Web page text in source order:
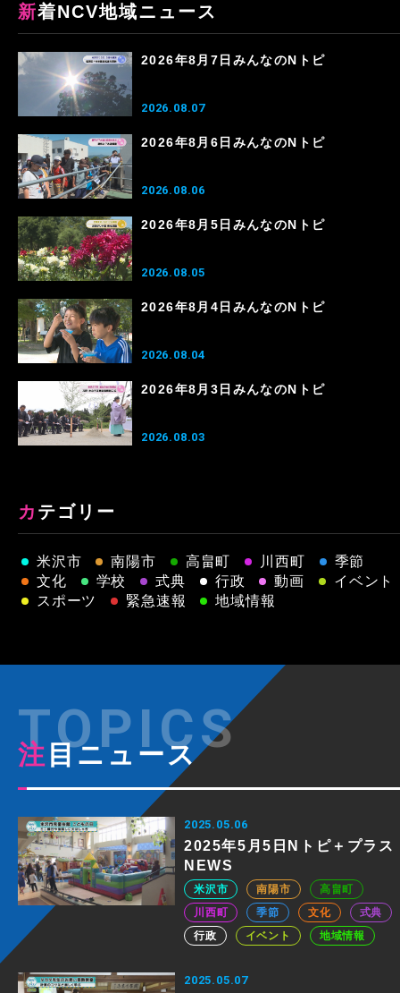
新着NCV地域ニュース
2026年8月7日みんなのNトピ
2026.08.07
2026年8月6日みんなのNトピ
2026.08.06
2026年8月5日みんなのNトピ
2026.08.05
2026年8月4日みんなのNトピ
2026.08.04
2026年8月3日みんなのNトピ
2026.08.03
カテゴリー
米沢市 南陽市 高畠町 川西町
季節
文化
学校 式典 行政 動画
イベント
スポーツ
緊急速報 地域情報
注目ニュース
2025.05.06
2025年5月5日Nトピ＋プラス
NEWS
米沢市 南陽市
高畠町
川西町
季節 文化
式典
行政
イベント 地域情報
2025.05.07